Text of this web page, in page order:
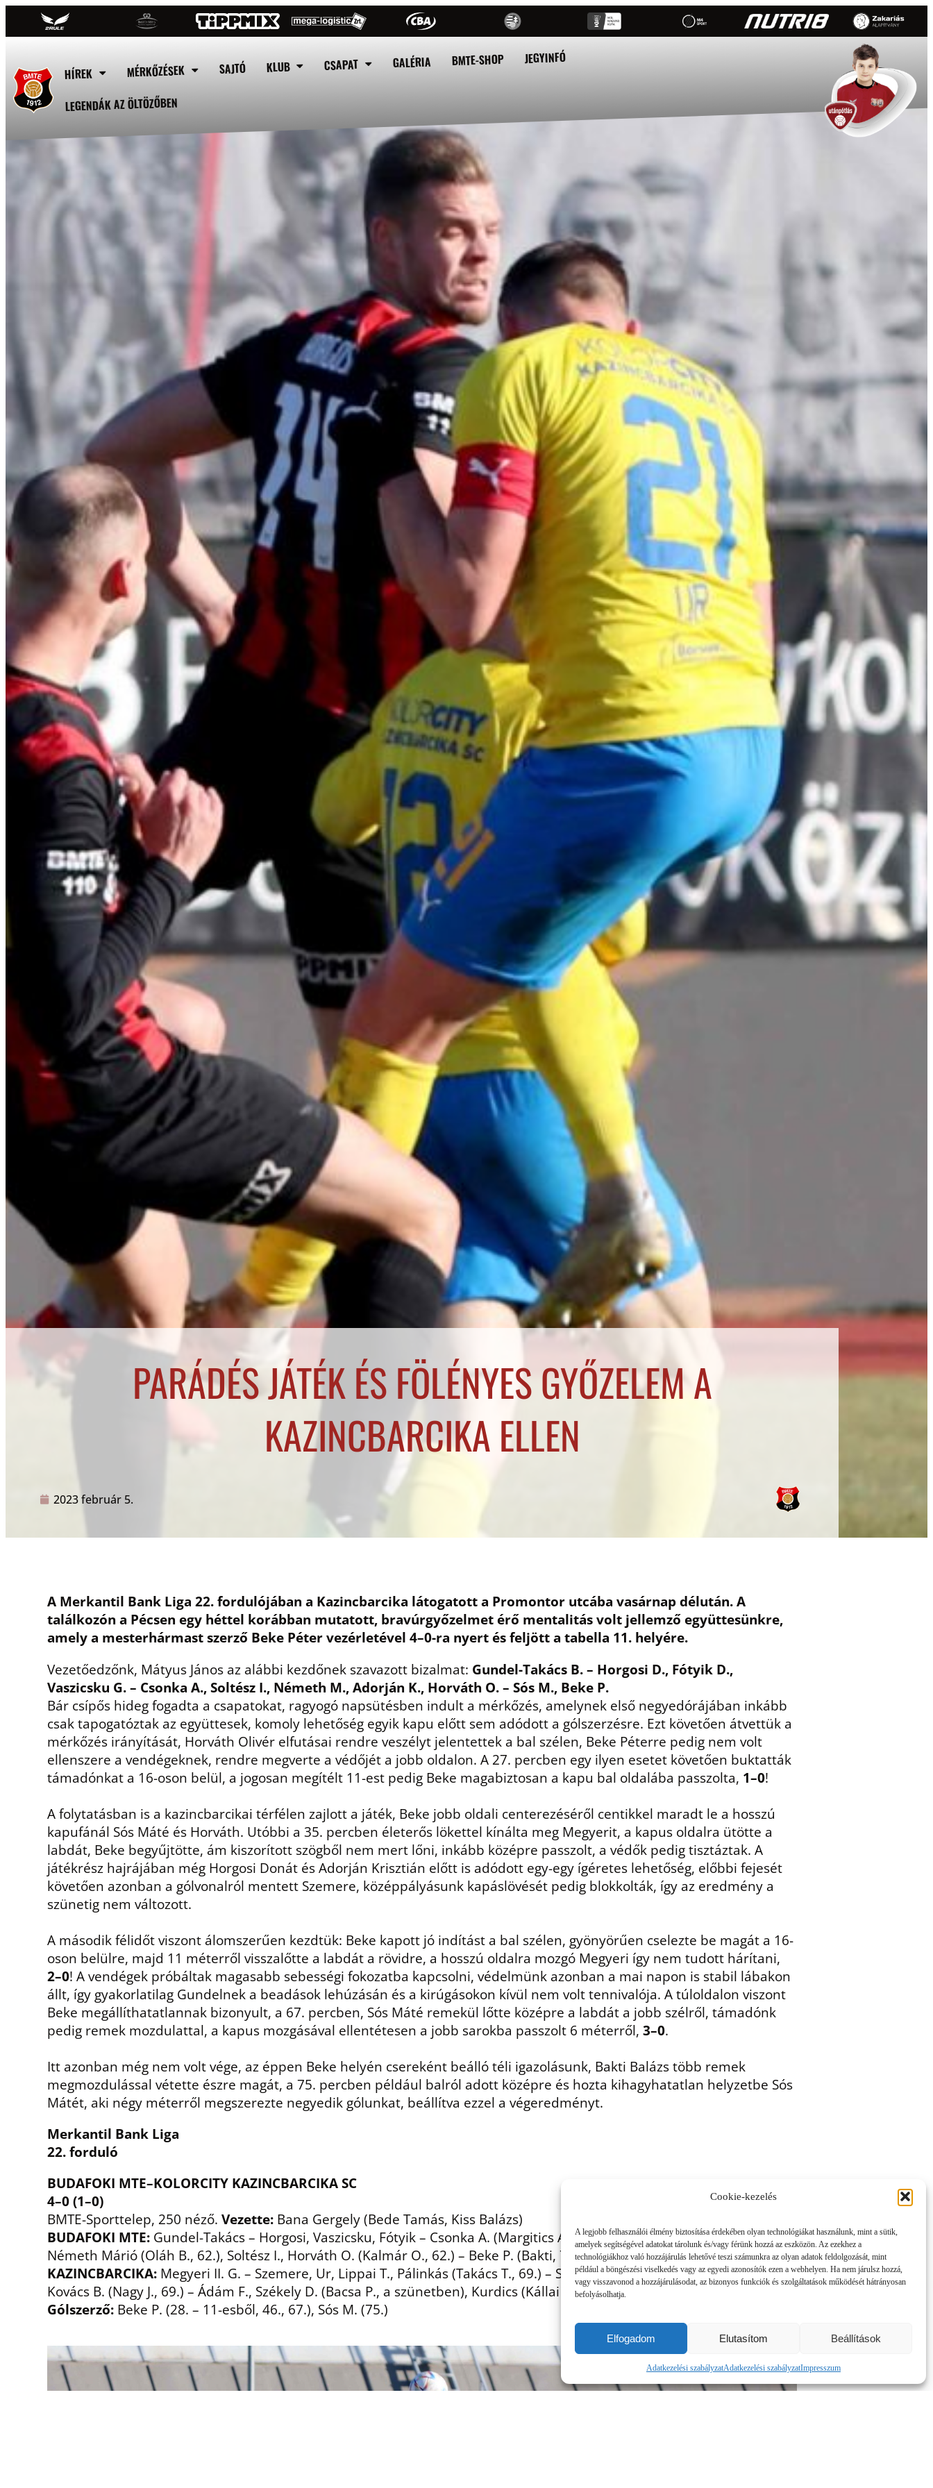
Cookie-kezelés
A legjobb felhasználói élmény biztosítása érdekében olyan technológiákat használunk, mint a sütik,
amelyek segítségével adatokat tárolunk és/vagy férünk hozzá az eszközön. Az ezekhez a
technológiákhoz való hozzájárulás lehetővé teszi számunkra az olyan adatok feldolgozását, mint
például a böngészési viselkedés vagy az egyedi azonosítók ezen a webhelyen. Ha nem járulsz hozzá,
vagy visszavonod a hozzájárulásodat, az bizonyos funkciók és szolgáltatások működését hátrányosan
befolyásolhatja.
Elfogadom Elutasítom Beállítások
Adatkezelési szabályzatAdatkezelési szabályzatImpresszum
HÍREK MÉRKŐZÉSEK SAJTÓ KLUB CSAPAT GALÉRIA BMTE-SHOP JEGYINFÓ
LEGENDÁK AZ ÖLTÖZŐBEN
PARÁDÉS JÁTÉK ÉS FÖLÉNYES GYŐZELEM A
KAZINCBARCIKA ELLEN
2023 február 5.
A Merkantil Bank Liga 22. fordulójában a Kazincbarcika látogatott a Promontor utcába vasárnap délután. A
találkozón a Pécsen egy héttel korábban mutatott, bravúrgyőzelmet érő mentalitás volt jellemző együttesünkre,
amely a mesterhármast szerző Beke Péter vezérletével 4–0-ra nyert és feljött a tabella 11. helyére.
Vezetőedzőnk, Mátyus János az alábbi kezdőnek szavazott bizalmat: Gundel-Takács B. – Horgosi D., Fótyik D.,
Vaszicsku G. – Csonka A., Soltész I., Németh M., Adorján K., Horváth O. – Sós M., Beke P.
Bár csípős hideg fogadta a csapatokat, ragyogó napsütésben indult a mérkőzés, amelynek első negyedórájában inkább
csak tapogatóztak az együttesek, komoly lehetőség egyik kapu előtt sem adódott a gólszerzésre. Ezt követően átvettük a
mérkőzés irányítását, Horváth Olivér elfutásai rendre veszélyt jelentettek a bal szélen, Beke Péterre pedig nem volt
ellenszere a vendégeknek, rendre megverte a védőjét a jobb oldalon. A 27. percben egy ilyen esetet követően buktatták
támadónkat a 16-oson belül, a jogosan megítélt 11-est pedig Beke magabiztosan a kapu bal oldalába passzolta, 1–0!
A folytatásban is a kazincbarcikai térfélen zajlott a játék, Beke jobb oldali centerezéséről centikkel maradt le a hosszú
kapufánál Sós Máté és Horváth. Utóbbi a 35. percben életerős lökettel kínálta meg Megyerit, a kapus oldalra ütötte a
labdát, Beke begyűjtötte, ám kiszorított szögből nem mert lőni, inkább középre passzolt, a védők pedig tisztáztak. A
játékrész hajrájában még Horgosi Donát és Adorján Krisztián előtt is adódott egy-egy ígéretes lehetőség, előbbi fejesét
követően azonban a gólvonalról mentett Szemere, középpályásunk kapáslövését pedig blokkolták, így az eredmény a
szünetig nem változott.
A második félidőt viszont álomszerűen kezdtük: Beke kapott jó indítást a bal szélen, gyönyörűen cselezte be magát a 16-
oson belülre, majd 11 méterről visszalőtte a labdát a rövidre, a hosszú oldalra mozgó Megyeri így nem tudott hárítani,
2–0! A vendégek próbáltak magasabb sebességi fokozatba kapcsolni, védelmünk azonban a mai napon is stabil lábakon
állt, így gyakorlatilag Gundelnek a beadások lehúzásán és a kirúgásokon kívül nem volt tennivalója. A túloldalon viszont
Beke megállíthatatlannak bizonyult, a 67. percben, Sós Máté remekül lőtte középre a labdát a jobb szélről, támadónk
pedig remek mozdulattal, a kapus mozgásával ellentétesen a jobb sarokba passzolt 6 méterről, 3–0.
Itt azonban még nem volt vége, az éppen Beke helyén csereként beálló téli igazolásunk, Bakti Balázs több remek
megmozdulással vétette észre magát, a 75. percben például balról adott középre és hozta kihagyhatatlan helyzetbe Sós
Mátét, aki négy méterről megszerezte negyedik gólunkat, beállítva ezzel a végeredményt.
Merkantil Bank Liga
22. forduló
BUDAFOKI MTE–KOLORCITY KAZINCBARCIKA SC
4–0 (1–0)
BMTE-Sporttelep, 250 néző. Vezette: Bana Gergely (Bede Tamás, Kiss Balázs)
BUDAFOKI MTE: Gundel-Takács – Horgosi, Vaszicsku, Fótyik – Csonka A. (Margitics A., 62.), Adorján K. (Nándori, 76.),
Németh Márió (Oláh B., 62.), Soltész I., Horváth O. (Kalmár O., 62.) – Beke P. (Bakti, 70.), Sós M. Vezetőedző: Mátyus János
KAZINCBARCIKA: Megyeri II. G. – Szemere, Ur, Lippai T., Pálinkás (Takács T., 69.) – Szekszárdi M., Süttő (Székely K., 72.),
Kovács B. (Nagy J., 69.) – Ádám F., Székely D. (Bacsa P., a szünetben), Kurdics (Kállai Z., 69.). Vezetőedző: Varga Attila
Gólszerző: Beke P. (28. – 11-esből, 46., 67.), Sós M. (75.)